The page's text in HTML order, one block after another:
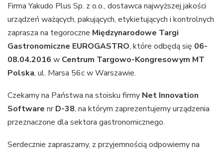
Firma Yakudo Plus Sp. z o.o., dostawca najwyższej jakości
urządzeń ważących, pakujących, etykietujących i kontrolnych
zaprasza na tegoroczne Międzynarodowe Targi
Gastronomiczne EUROGASTRO, które odbędą się 06-
08.04.2016 w Centrum Targowo-Kongresowym MT
Polska, ul. Marsa 56c w Warszawie.
Czekamy na Państwa na stoisku firmy Net Innovation
Software nrD-38, na którym zaprezentujemy urządzenia
przeznaczone dla sektora gastronomicznego.
Serdecznie zapraszamy, z przyjemnością odpowiemy na